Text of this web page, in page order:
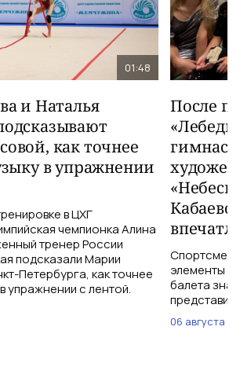
01:48
и Наталья
как точнее
в упражнении
в ЦХГ
чемпионка Алина
тренер России
подсказали Марии
Петербурга, как точнее
упражнении с лентой.
После
элементы
балета
06 августа